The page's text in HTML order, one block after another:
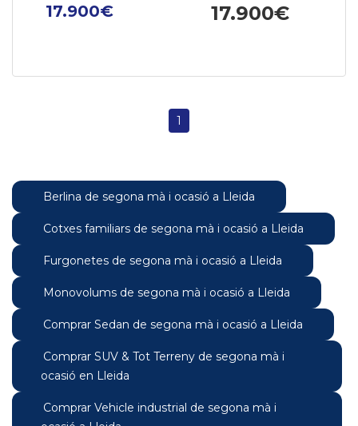
17.900€ 17.900€
1
Berlina de segona mà i ocasió a Lleida
Cotxes familiars de segona mà i ocasió a Lleida
Furgonetes de segona mà i ocasió a Lleida
Monovolums de segona mà i ocasió a Lleida
Comprar Sedan de segona mà i ocasió a Lleida
Comprar SUV & Tot Terreny de segona mà i
ocasió en Lleida
Comprar Vehicle industrial de segona mà i